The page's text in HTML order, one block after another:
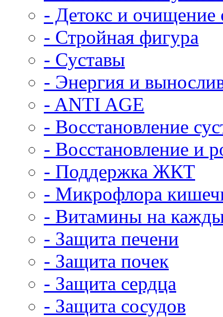
- Детокс и очищение
- Стройная фигура
- Суставы
- Энергия и
- ANTI AGE
- Восстановление
- Восстановление и
- Поддержка ЖКТ
- Микрофлора
- Витамины на
- Защита печени
- Защита почек
- Защита сердца
- Защита сосудов